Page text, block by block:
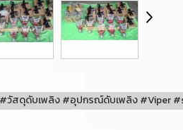
วัสดุดับเพลิง #อุปกรณ์ดับเพลิง #Viper